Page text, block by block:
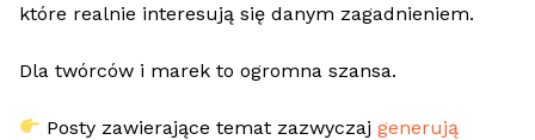
które realnie interesują się danym zagadnieniem.
Dla twórców i marek to ogromna szansa.
Posty zawierające temat zazwyczajgenerują